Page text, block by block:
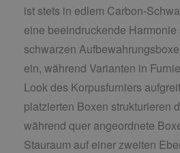
ist stets in edlem Carbon-
eine beeindruckende
schwarzen
ein, während Varianten in
Look des Korpusfurniers
platzierten Boxen strukturieren
während quer angeordnete
Stauraum auf einer zweiten